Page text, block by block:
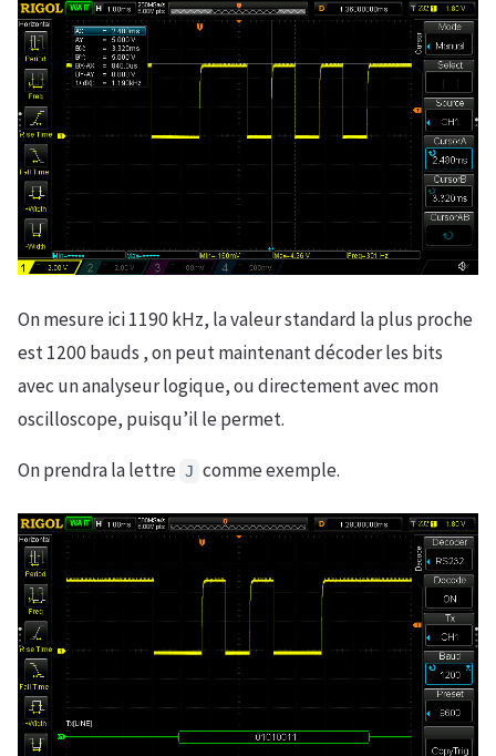
On mesure ici 1190 kHz, la valeur standard la plus proche
est 1200 bauds , on peut maintenant décoder les bits
avec un analyseur logique, ou directement avec mon
oscilloscope, puisqu’il le permet.
On prendra la lettre J comme exemple.